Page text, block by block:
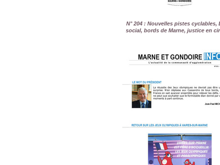
N° 204 : Nouvelles pistes cyclables,
social, bords de Marne, justice en